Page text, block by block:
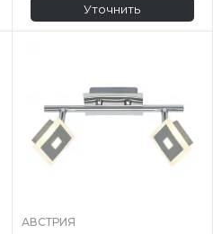
Уточнить
АВСТРИЯ